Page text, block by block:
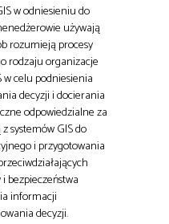
w odniesieniu do
używają
rozumieją procesy
rodzaju organizacje
celu podniesienia
decyzji i docierania
odpowiedzialne za
systemów GIS do
i przygotowania
bezpieczeństwa
informacji
decyzji.